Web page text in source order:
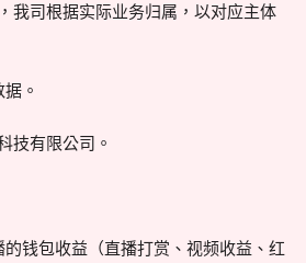
我司根据实际业务归属，以对应主体
。
技有限公司。
钱包收益（直播打赏、视频收益、红